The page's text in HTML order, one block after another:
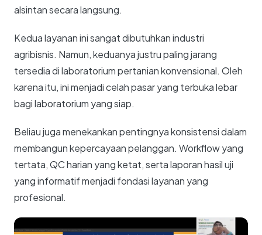
alsintan secara langsung.
Kedua layanan ini sangat dibutuhkan industri
agribisnis. Namun, keduanya justru paling jarang
tersedia di laboratorium pertanian konvensional. Oleh
karena itu, ini menjadi celah pasar yang terbuka lebar
bagi laboratorium yang siap.
Beliau juga menekankan pentingnya konsistensi dalam
membangun kepercayaan pelanggan. Workflow yang
tertata, QC harian yang ketat, serta laporan hasil uji
yang informatif menjadi fondasi layanan yang
profesional.